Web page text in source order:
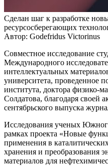
Сделан шаг к разработке
ресурсосберегающих
Автор: Godefridus Victorinus
Совместное исследование
Международного
интеллектуальных
университета, проведенное
института, доктора физико-
Солдатова, благодаря своей
сентябрьского выпуска
Исследования ученых
рамках проекта «Новые
применения в
хранения и преобразования
материалов для